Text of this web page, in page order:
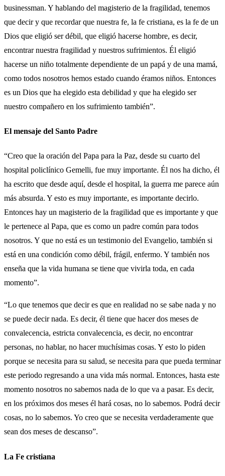
businessman. Y hablando del magisterio de la fragilidad, tenemos
que decir y que recordar que nuestra fe, la fe cristiana, es la fe de un
Dios que eligió ser débil, que eligió hacerse hombre, es decir,
encontrar nuestra fragilidad y nuestros sufrimientos. Él eligió
hacerse un niño totalmente dependiente de un papá y de una mamá,
como todos nosotros hemos estado cuando éramos niños. Entonces
es un Dios que ha elegido esta debilidad y que ha elegido ser
nuestro compañero en los sufrimiento también”.
El mensaje del Santo Padre
“Creo que la oración del Papa para la Paz, desde su cuarto del
hospital policlínico Gemelli, fue muy importante. Él nos ha dicho, él
ha escrito que desde aquí, desde el hospital, la guerra me parece aún
más absurda. Y esto es muy importante, es importante decirlo.
Entonces hay un magisterio de la fragilidad que es importante y que
le pertenece al Papa, que es como un padre común para todos
nosotros. Y que no está es un testimonio del Evangelio, también si
está en una condición como débil, frágil, enfermo. Y también nos
enseña que la vida humana se tiene que vivirla toda, en cada
momento”.
“Lo que tenemos que decir es que en realidad no se sabe nada y no
se puede decir nada. Es decir, él tiene que hacer dos meses de
convalecencia, estricta convalecencia, es decir, no encontrar
personas, no hablar, no hacer muchísimas cosas. Y esto lo piden
porque se necesita para su salud, se necesita para que pueda terminar
este periodo regresando a una vida más normal. Entonces, hasta este
momento nosotros no sabemos nada de lo que va a pasar. Es decir,
en los próximos dos meses él hará cosas, no lo sabemos. Podrá decir
cosas, no lo sabemos. Yo creo que se necesita verdaderamente que
sean dos meses de descanso”.
La Fe cristiana